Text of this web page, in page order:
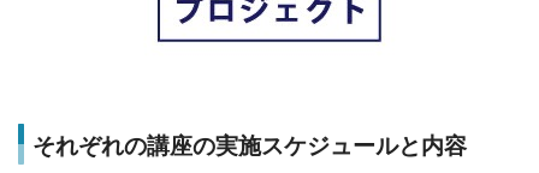
それぞれの講座の実施スケジュールと内容